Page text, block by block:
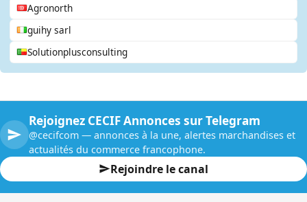
Agronorth
guihy sarl
Solutionplusconsulting
Rejoignez CECIF Annonces sur Telegram
@cecifcom — annonces à la une, alertes marchandises et
actualités du commerce francophone.
Rejoindre le canal